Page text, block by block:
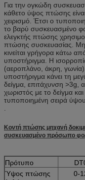
Για την ογκώδη
κάθετο ύψος πτώσης
χειρισμό. Έτσι ο
το βαρύ συσκευασμένο
ελεγκτής πτώσης
πτώσης συσκευασίας.
κινείται γρήγορα κάτω
υποστήριγμα. Η
(αεροπλάνο, άκρη,
υποστήριγμα κάνει τη
δείγμα, επιτάχυνση >3g,
χωριστός με το δείγμα
τυποποιημένη σειρά
Κοντή πτώσης μηχανή
συσκευασμένο πρόσωπο
Πρότυπο
Ύψος πτώσης
0-